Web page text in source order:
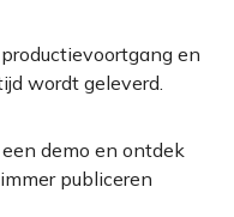
en
wordt geleverd.
demo en ontdek
publiceren